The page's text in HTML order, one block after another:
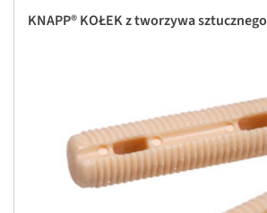
KNAPP® KOŁEK z tworzywa sztucznego